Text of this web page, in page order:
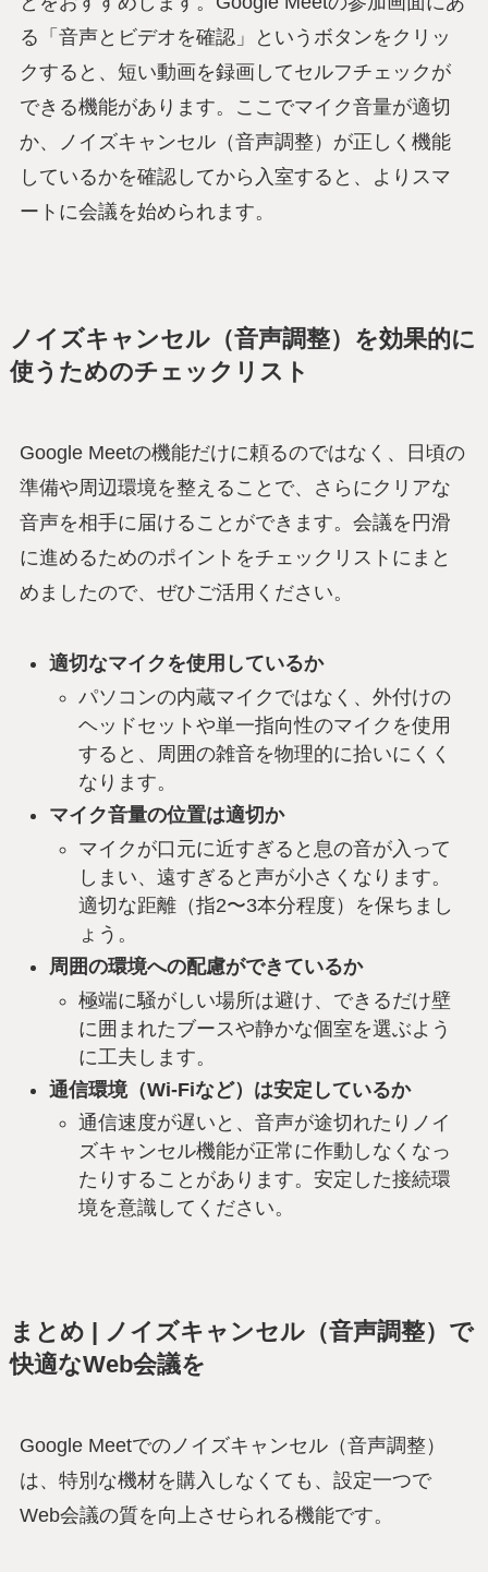
る「音声とビデオを確認」というボタンをクリッ
クすると、短い動画を録画してセルフチェックが
できる機能があります。ここでマイク音量が適切
か、ノイズキャンセル（音声調整）が正しく機能
しているかを確認してから入室すると、よりスマ
ートに会議を始められます。
ノイズキャンセル（音声調整）を効果的に
使うためのチェックリスト
Google Meetの機能だけに頼るのではなく、日頃の
準備や周辺環境を整えることで、さらにクリアな
音声を相手に届けることができます。会議を円滑
に進めるためのポイントをチェックリストにまと
めましたので、ぜひご活用ください。
適切なマイクを使用しているか
パソコンの内蔵マイクではなく、外付けの
ヘッドセットや単一指向性のマイクを使用
すると、周囲の雑音を物理的に拾いにくく
なります。
マイク音量の位置は適切か
マイクが口元に近すぎると息の音が入って
しまい、遠すぎると声が小さくなります。
適切な距離（指2〜3本分程度）を保ちまし
ょう。
周囲の環境への配慮ができているか
極端に騒がしい場所は避け、できるだけ壁
に囲まれたブースや静かな個室を選ぶよう
に工夫します。
通信環境（Wi-Fiなど）は安定しているか
通信速度が遅いと、音声が途切れたりノイ
ズキャンセル機能が正常に作動しなくなっ
たりすることがあります。安定した接続環
境を意識してください。
まとめ | ノイズキャンセル（音声調整）で
快適なWeb会議を
Google Meetでのノイズキャンセル（音声調整）
は、特別な機材を購入しなくても、設定一つで
Web会議の質を向上させられる機能です。